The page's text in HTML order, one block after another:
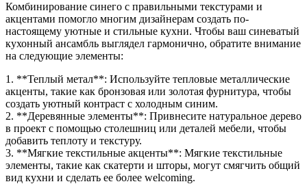
Комбинирование синего с правильными текстурами и
акцентами помогло многим дизайнерам создать по-
настоящему уютные и стильные кухни. Чтобы ваш синеватый
кухонный ансамбль выглядел гармонично, обратите внимание
на следующие элементы:
1. **Теплый метал**: Используйте тепловые металлические
акценты, такие как бронзовая или золотая фурнитура, чтобы
создать уютный контраст с холодным синим.
2. **Деревянные элементы**: Привнесите натуральное дерево
в проект с помощью столешниц или деталей мебели, чтобы
добавить теплоту и текстуру.
3. **Мягкие текстильные акценты**: Мягкие текстильные
элементы, такие как скатерти и шторы, могут смягчить общий
вид кухни и сделать ее более welcoming.